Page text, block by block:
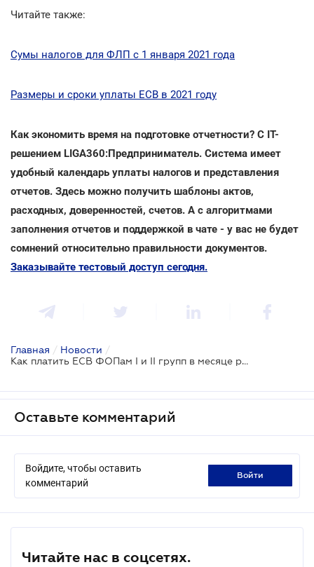
Читайте также:
Сумы налогов для ФЛП с 1 января 2021 года
Размеры и сроки уплаты ЕСВ в 2021 году
Как экономить время на подготовке отчетности? С IT-
решением LIGA360:Предприниматель. Система имеет
удобный календарь уплаты налогов и представления
отчетов. Здесь можно получить шаблоны актов,
расходных, доверенностей, счетов. А с алгоритмами
заполнения отчетов и поддержкой в чате - у вас не будет
сомнений относительно правильности документов.
Заказывайте тестовый доступ сегодня.
Главная / Новости /
Как платить ЕСВ ФОПам І и ІІ групп в месяце регистрации
Оставьте комментарий
Войдите, чтобы оставить
комментарий
войти
Читайте нас в соцсетях.